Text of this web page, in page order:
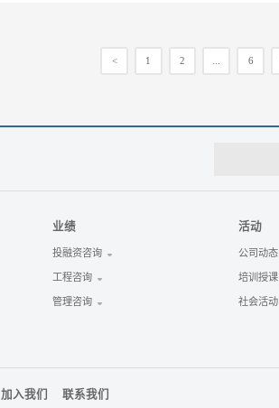
< 1 2 6
业绩
投融资咨询
工程咨询
管理咨询
活动
公司动态
培训授课
社会活动
加入我们 联系我们